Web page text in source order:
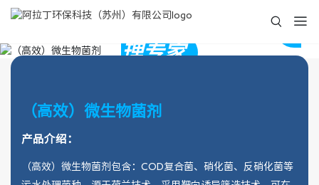
治
理专家
（高效）微生物菌剂
产品介绍：
（高效）微生物菌剂包含：COD复合菌、硝化菌、反硝化菌等